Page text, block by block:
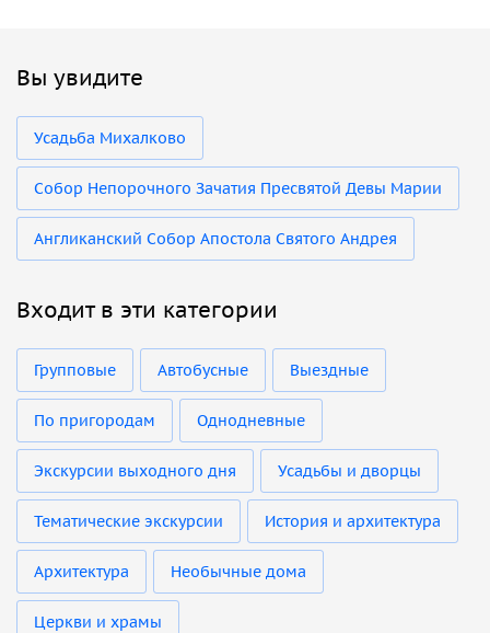
Вы увидите
Усадьба Михалково
Собор Непорочного Зачатия Пресвятой Девы Марии
Англиканский Собор Апостола Святого Андрея
Входит в эти категории
Групповые Автобусные Выездные
По пригородам Однодневные
Экскурсии выходного дня Усадьбы и дворцы
Тематические экскурсии История и архитектура
Архитектура Необычные дома
Церкви и храмы